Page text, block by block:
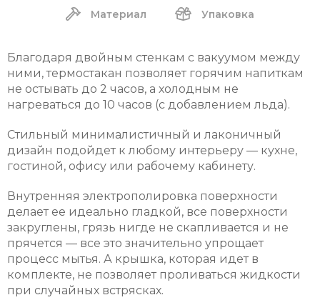
Материал
Упаковка
Благодаря двойным стенкам с вакуумом между
ними, термостакан позволяет горячим напиткам
не остывать до 2 часов, а холодным не
нагреваться до 10 часов (с добавлением льда).
Стильный минималистичный и лаконичный
дизайн подойдет к любому интерьеру — кухне,
гостиной, офису или рабочему кабинету.
Внутренняя электрополировка поверхности
делает ее идеально гладкой, все поверхности
закруглены, грязь нигде не скапливается и не
прячется — все это значительно упрощает
процесс мытья. А крышка, которая идет в
комплекте, не позволяет проливаться жидкости
при случайных встрясках.